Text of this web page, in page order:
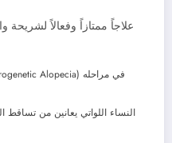
النساء اللواتي يعانين من تساقط